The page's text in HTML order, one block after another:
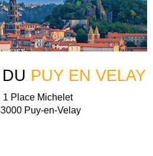
PUY EN VELAY
1 Place Michelet
Puy-en-Velay